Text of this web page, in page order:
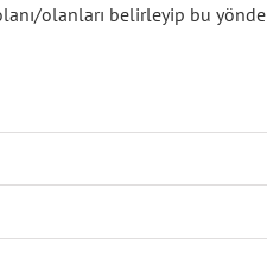
olanları belirleyip bu yönde